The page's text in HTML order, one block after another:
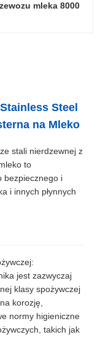
mleka 8000
Steel
na Mleko
stali nierdzewnej z
to
bezpiecznego i
i innych płynnych
jest zazwyczaj
klasy spożywczej
korozję,
normy higieniczne
takich jak